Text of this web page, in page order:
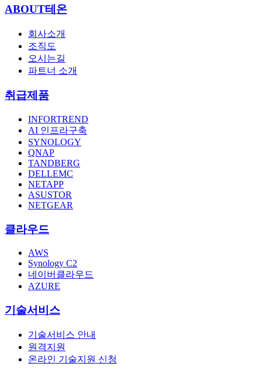
ABOUT테온
회사소개
조직도
오시는길
파트너 소개
취급제품
INFORTREND
AI 인프라구축
SYNOLOGY
QNAP
TANDBERG
DELLEMC
NETAPP
ASUSTOR
NETGEAR
클라우드
AWS
Synology C2
네이버클라우드
AZURE
기술서비스
기술서비스 안내
원격지원
온라인 기술지원 신청